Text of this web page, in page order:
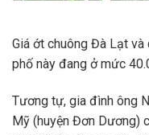
Giá ớt chuông Đà Lạt và
phố này đang ở mức
Tương tự, gia đình ông
Mỹ (huyện Đơn Dương)